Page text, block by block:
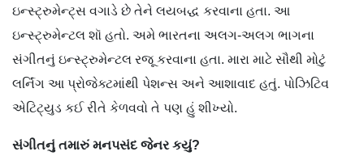
ઇન્સ્ટ્રુમેન્ટ્સ વગાડે છે તેને લયબદ્ધ કરવાના હતા. આ
ઇન્સ્ટ્રુમેન્ટલ શૉ હતો. અમે ભારતના અલગ-અલગ ભાગના
સંગીતનું ઇન્સ્ટ્રુમેન્ટલ રજૂ કરવાના હતા. મારા માટે સૌથી મોટું
લર્નિંગ આ પ્રોજેક્ટમાંથી પેશન્સ અને આશાવાદ હતું. પોઝિટિવ
એટિટ્યુડ કઈ રીતે કેળવવો તે પણ હું શીખ્યો.
સંગીતનું તમારું મનપસંદ જેનર કયું?